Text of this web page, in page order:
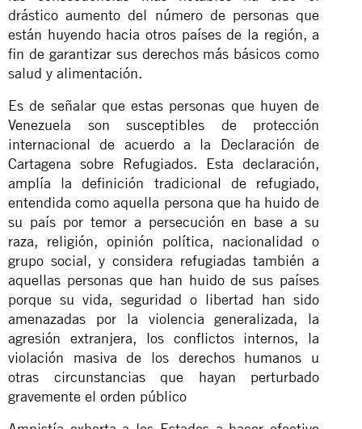
drástico aumento del número de personas que
están huyendo hacia otros países de la región, a
fin de garantizar sus derechos más básicos como
salud y alimentación.
Es de señalar que estas personas que huyen de
Venezuela son susceptibles de protección
internacional de acuerdo a la Declaración de
Cartagena sobre Refugiados. Esta declaración,
amplía la definición tradicional de refugiado,
entendida como aquella persona que ha huido de
su país por temor a persecución en base a su
raza, religión, opinión política, nacionalidad o
grupo social, y considera refugiadas también a
aquellas personas que han huido de sus países
porque su vida, seguridad o libertad han sido
amenazadas por la violencia generalizada, la
agresión extranjera, los conflictos internos, la
violación masiva de los derechos humanos u
otras circunstancias que hayan perturbado
gravemente el orden público